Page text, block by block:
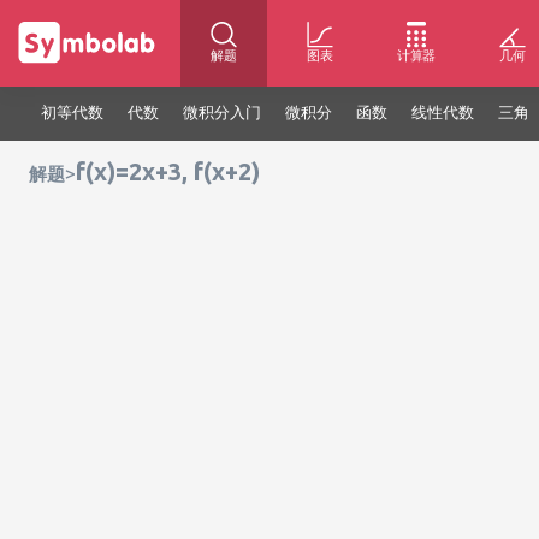
解题 图表 计算器 几何
初等代数 代数 微积分入门 微积分 函数 线性代数 三角
解题>f(x)=2x+3, f(x+2)